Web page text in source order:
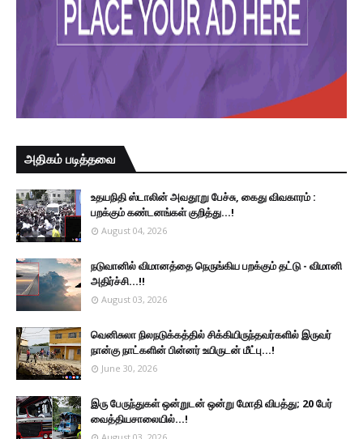
அதிகம் படித்தவை
உதயநிதி ஸ்டாலின் அவதூறு பேச்சு, கைது விவகாரம் :
பறக்கும் கண்டனங்கள் குறித்து...!
August 04, 2026
நடுவானில் விமானத்தை நெருங்கிய பறக்கும் தட்டு - விமானி
அதிர்ச்சி...!!
August 03, 2026
வெனிசுலா நிலநடுக்கத்தில் சிக்கியிருந்தவர்களில் இருவர்
நான்கு நாட்களின் பின்னர் உயிருடன் மீட்பு...!
June 30, 2026
இரு ப‍ேருந்துகள் ஒன்றுடன் ஒன்று மோதி விபத்து; 20 பேர்
வைத்தியசாலையில்...!